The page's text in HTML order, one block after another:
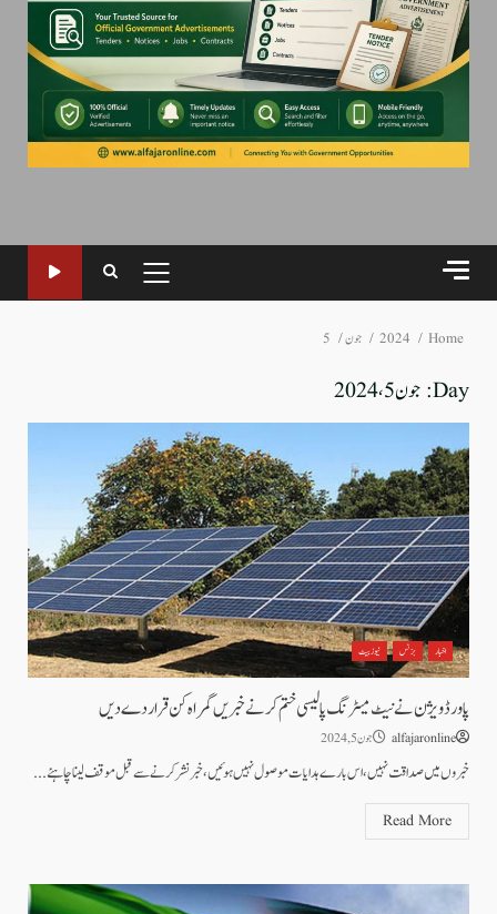
PRIMARY
MENU
Home
2024 جون 5
Day: جون 5، 2024
اخبار بزنس نیوز بیٹ
پاور ڈویژن نے نیٹ میٹرنگ پالیسی ختم کرنے خبریں گمراہ کن قرار دے دیں
alfajaronline جون 5, 2024
خبروں میں صداقت نہیں، اس بارے ہدایات موصول نہیں ہوئیں،خبر نشر کرنے سے قبل موقف لینا چاہئے...
Read More